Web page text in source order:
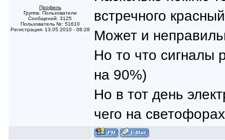
Профиль
Группа: Пользователи
Сообщений: 3125
Пользователь №: 51610
Регистрация: 13.05.2010 - 08:28
встречного
Может и
Но то что сигналы
на 90%)
Но в тот день
чего на светофорах